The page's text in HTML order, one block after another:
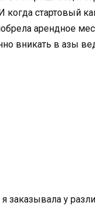
когда стартовый
арендное
вникать в азы
заказывала у